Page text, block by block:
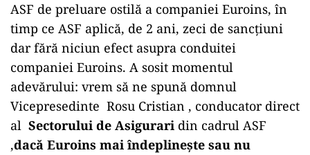
ASF de preluare ostilă a companiei Euroins, în
timp ce ASF aplică, de 2 ani, zeci de sancțiuni
dar fără niciun efect asupra conduitei
companiei Euroins. A sosit momentul
adevărului: vrem să ne spună domnul
Vicepresedinte Rosu Cristian , conducator direct
al Sectorului de Asigurari din cadrul ASF
,dacă Euroins mai îndeplinește sau nu